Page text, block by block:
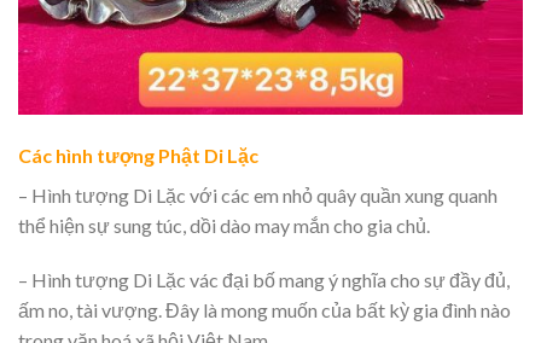
Các hình tượng Phật Di Lặc
– Hình tượng Di Lặc với các em nhỏ quây quần xung quanh
thể hiện sự sung túc, dồi dào may mắn cho gia chủ.
– Hình tượng Di Lặc vác đại bố mang ý nghĩa cho sự đầy đủ,
ấm no, tài vượng. Đây là mong muốn của bất kỳ gia đình nào